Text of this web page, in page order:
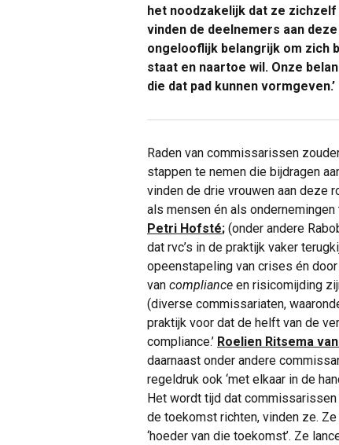
het noodzakelijk dat ze
vinden de deelnemers aan
ongelooflijk belangrijk om zich
staat en naartoe wil. Onze
die dat pad kunnen vormgeven.’
Raden van commissarissen
stappen te nemen die bijdragen
vinden de drie vrouwen aan deze
als mensen én als
Petri Hofsté; (onder andere
dat rvc’s in de praktijk vaker
opeenstapeling van crises én
van compliance en risicomijding
(diverse commissariaten,
praktijk voor dat de helft van de
compliance.’ Roelien Ritsema
daarnaast onder andere
regeldruk ook ‘met elkaar in de
Het wordt tijd dat commissarissen
de toekomst richten, vinden ze.
‘hoeder van die toekomst’. Ze